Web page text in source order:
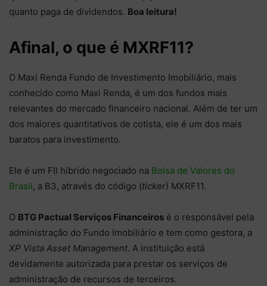
quanto paga de dividendos. Boa leitura!
Afinal, o que é MXRF11?
O Maxi Renda Fundo de Investimento Imobiliário, mais
conhecido como Maxi Renda, é um dos fundos mais
relevantes do mercado financeiro nacional. Além de ter um
dos maiores quantitativos de cotista, ele é um dos mais
baratos para investimento.
Ele é um FII híbrido negociado na Bolsa de Valores do
Brasil, a B3, através do código (ticker) MXRF11.
O BTG Pactual Serviços Financeiros é o responsável pela
administração do Fundo Imobiliário e tem como gestora, a
XP Vista Asset Management. A instituição está
devidamente autorizada para prestar os serviços de
administração de recursos de terceiros.